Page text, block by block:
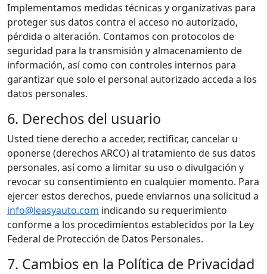
Implementamos medidas técnicas y organizativas para
proteger sus datos contra el acceso no autorizado,
pérdida o alteración. Contamos con protocolos de
seguridad para la transmisión y almacenamiento de
información, así como con controles internos para
garantizar que solo el personal autorizado acceda a los
datos personales.
6. Derechos del usuario
Usted tiene derecho a acceder, rectificar, cancelar u
oponerse (derechos ARCO) al tratamiento de sus datos
personales, así como a limitar su uso o divulgación y
revocar su consentimiento en cualquier momento. Para
ejercer estos derechos, puede enviarnos una solicitud a
info@leasyauto.com indicando su requerimiento
conforme a los procedimientos establecidos por la Ley
Federal de Protección de Datos Personales.
7. Cambios en la Política de Privacidad